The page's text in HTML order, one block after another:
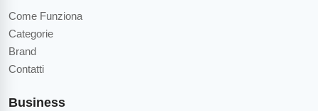
Come Funziona
Categorie
Brand
Contatti
Business